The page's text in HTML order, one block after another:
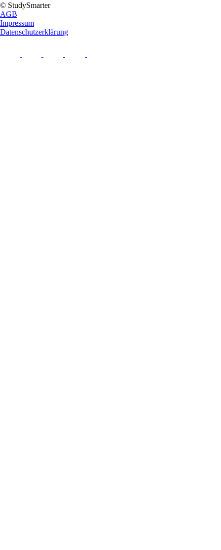
© StudySmarter
AGB
Impressum
Datenschutzerklärung